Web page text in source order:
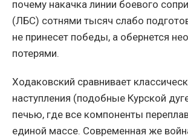
почему накачка линии боевого
(ЛБС) сотнями тысяч слабо
не принесет победы, а обернется
потерями.
Ходаковский сравнивает
наступления (подобные Курской
печью, где все компоненты
единой массе. Современная же